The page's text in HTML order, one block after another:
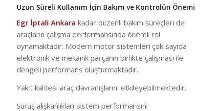
Uzun Süreli Kullanım İçin Bakım ve Kontrolün Önemi
Egr İptali Ankara kadar düzenli bakım süreçleri de
araçların çalışma performansında önemli rol
oynamaktadır. Modern motor sistemleri çok sayıda
elektronik ve mekanik parçanın birlikte çalışması ile
dengeli performans oluşturmaktadır.
Yakıt kalitesi araç davranışlarını etkileyebilmektedir.
Sürüş alışkanlıkları sistem performansını